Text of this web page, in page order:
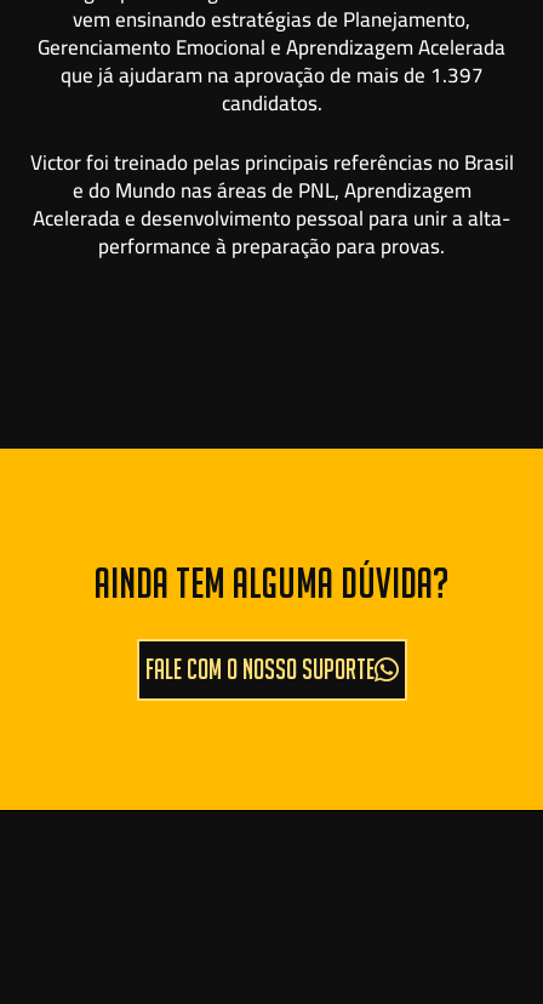
vem ensinando estratégias de Planejamento,
Gerenciamento Emocional e Aprendizagem Acelerada
que já ajudaram na aprovação de mais de 1.397
candidatos.
Victor foi treinado pelas principais referências no Brasil
e do Mundo nas áreas de PNL, Aprendizagem
Acelerada e desenvolvimento pessoal para unir a alta-
performance à preparação para provas.
AINDA TEM ALGUMA DÚVIDA?
FALE COM O NOSSO SUPORTE